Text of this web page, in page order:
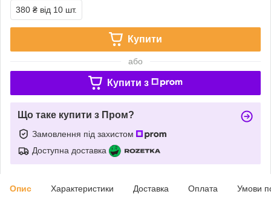
380 ₴ від 10 шт.
Купити
або
Купити з
Що таке купити з Пром?
Замовлення під захистом
Доступна доставка
Опис Характеристики Доставка Оплата Умови